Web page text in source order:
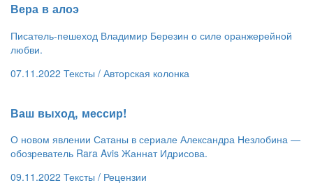
​Вера в алоэ
Писатель-пешеход Владимир Березин о силе оранжерейной
любви.
07.11.2022 Тексты / Авторская колонка
​Ваш выход, мессир!
О новом явлении Сатаны в сериале Александра Незлобина —
обозреватель Rara Avis Жаннат Идрисова.
09.11.2022 Тексты / Рецензии